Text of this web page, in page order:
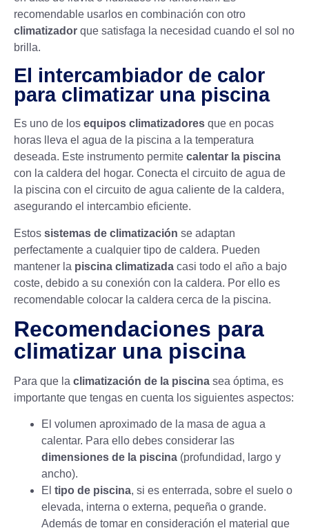
recomendable usarlos en combinación con otro
climatizador que satisfaga la necesidad cuando el sol no
brilla.
El intercambiador de calor
para climatizar una piscina
Es uno de los equipos climatizadores que en pocas
horas lleva el agua de la piscina a la temperatura
deseada. Este instrumento permite calentar la piscina
con la caldera del hogar. Conecta el circuito de agua de
la piscina con el circuito de agua caliente de la caldera,
asegurando el intercambio eficiente.
Estos sistemas de climatización se adaptan
perfectamente a cualquier tipo de caldera. Pueden
mantener la piscina climatizada casi todo el año a bajo
coste, debido a su conexión con la caldera. Por ello es
recomendable colocar la caldera cerca de la piscina.
Recomendaciones para
climatizar una piscina
Para que la climatización de la piscina sea óptima, es
importante que tengas en cuenta los siguientes aspectos:
El volumen aproximado de la masa de agua a
calentar. Para ello debes considerar las
dimensiones de la piscina (profundidad, largo y
ancho).
El tipo de piscina, si es enterrada, sobre el suelo o
elevada, interna o externa, pequeña o grande.
Además de tomar en consideración el material que